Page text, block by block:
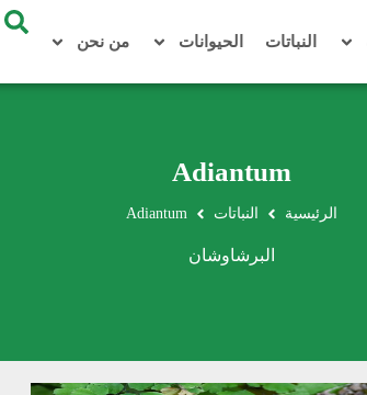
النباتات الحيوانات من نحن
Adiantum
الرئيسية النباتات Adiantum
البرشاوشان